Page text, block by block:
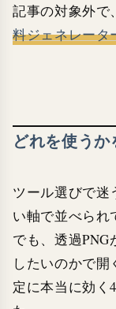
記事の対象外で
料ジェネレータ
どれを使う
ツール選びで迷
い軸で並べられ
でも、透過
したいのかで
定に本当に効く